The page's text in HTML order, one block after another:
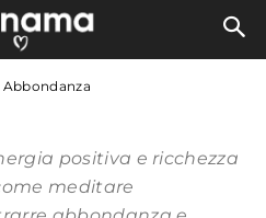
Abbondanza
positiva e ricchezza
meditare